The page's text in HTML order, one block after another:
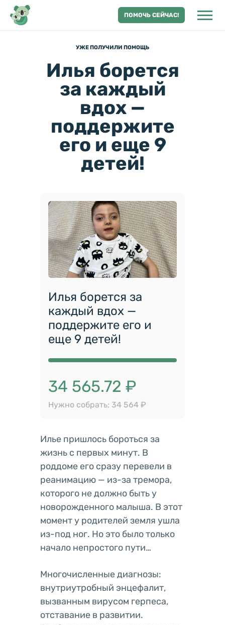
ПОМОЧЬ СЕЙЧАС!
УЖЕ ПОЛУЧИЛИ ПОМОЩЬ
Илья борется
за каждый
вдох —
поддержите
его и еще 9
детей!
Илья борется за
каждый вдох —
поддержите его и
еще 9 детей!
34 565.72 ₽
Нужно собрать: 34 564 ₽
Илье пришлось бороться за
жизнь с первых минут. В
роддоме его сразу перевели в
реанимацию — из-за тремора,
которого не должно быть у
новорожденного малыша. В этот
момент у родителей земля ушла
из-под ног. Но это было только
начало непростого пути…
Многочисленные диагнозы:
внутриутробный энцефалит,
вызванным вирусом герпеса,
отставание в развитии.